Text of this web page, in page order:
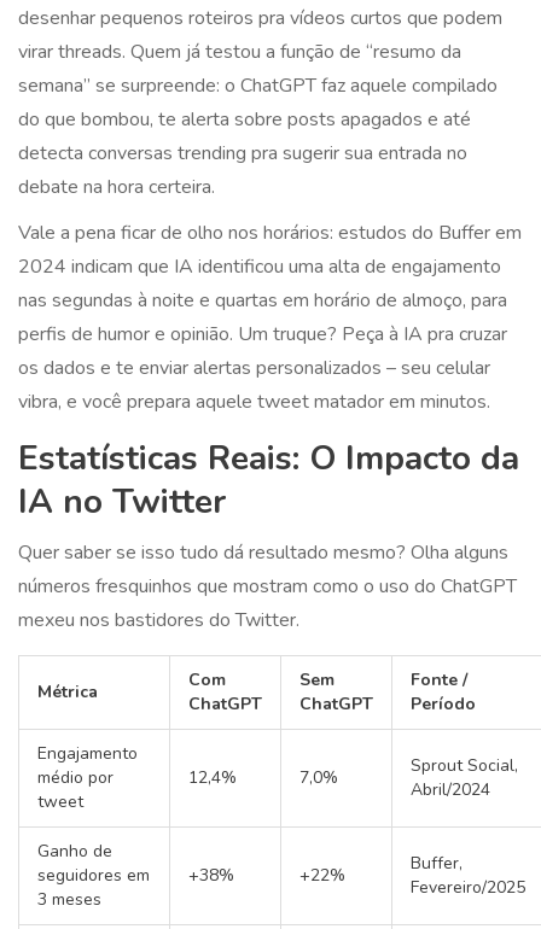
desenhar pequenos roteiros pra vídeos curtos que podem
virar threads. Quem já testou a função de “resumo da
semana” se surpreende: o ChatGPT faz aquele compilado
do que bombou, te alerta sobre posts apagados e até
detecta conversas trending pra sugerir sua entrada no
debate na hora certeira.
Vale a pena ficar de olho nos horários: estudos do Buffer em
2024 indicam que IA identificou uma alta de engajamento
nas segundas à noite e quartas em horário de almoço, para
perfis de humor e opinião. Um truque? Peça à IA pra cruzar
os dados e te enviar alertas personalizados – seu celular
vibra, e você prepara aquele tweet matador em minutos.
Estatísticas Reais: O Impacto da
IA no Twitter
Quer saber se isso tudo dá resultado mesmo? Olha alguns
números fresquinhos que mostram como o uso do ChatGPT
mexeu nos bastidores do Twitter.
Métrica
Com
ChatGPT
Sem
ChatGPT
Fonte /
Período
Engajamento
médio por
tweet
12,4% 7,0%
Sprout Social,
Abril/2024
Ganho de
seguidores em
3 meses
+38% +22%
Buffer,
Fevereiro/2025